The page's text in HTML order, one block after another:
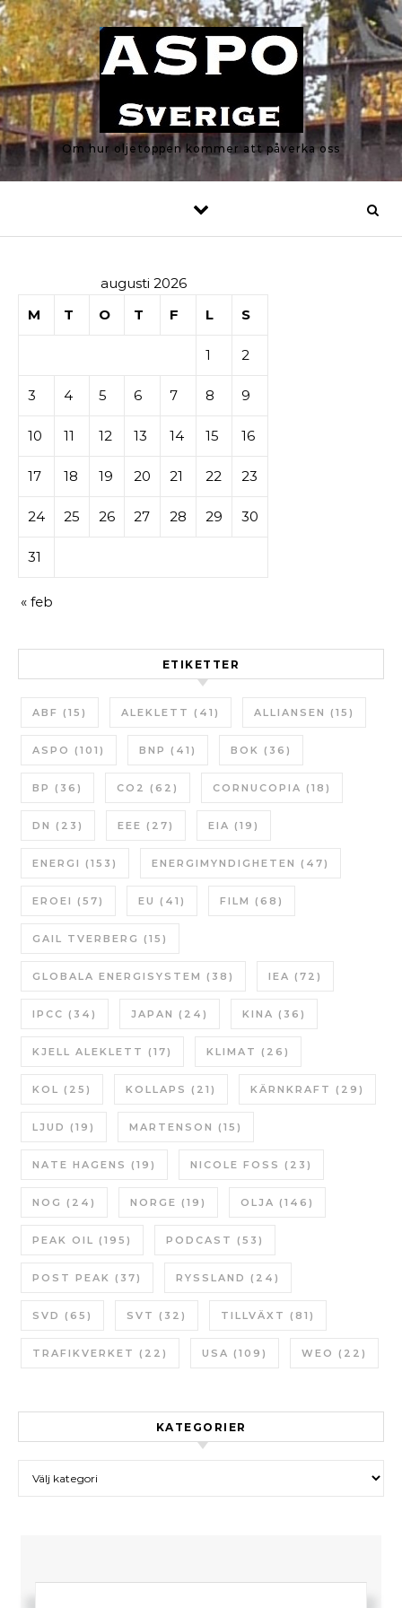
Skip to content
Om hur oljetoppen kommer att påverka oss
augusti 2026
M
T O T F L S
1 2
3 4 5 6 7 8 9
10 11 12 13 14 15 16
17 18 19 20 21 22 23
24 25 26 27 28 29 30
31
« feb
ETIKETTER
ABF (15) ALEKLETT (41) ALLIANSEN (15)
ASPO (101) BNP (41) BOK (36)
BP (36) CO2 (62) CORNUCOPIA (18)
DN (23) EEE (27) EIA (19)
ENERGI (153) ENERGIMYNDIGHETEN (47)
EROEI (57) EU (41) FILM (68)
GAIL TVERBERG (15)
GLOBALA ENERGISYSTEM (38) IEA (72)
IPCC (34) JAPAN (24) KINA (36)
KJELL ALEKLETT (17) KLIMAT (26)
KOL (25) KOLLAPS (21) KÄRNKRAFT (29)
LJUD (19) MARTENSON (15)
NATE HAGENS (19) NICOLE FOSS (23)
NOG (24) NORGE (19) OLJA (146)
PEAK OIL (195) PODCAST (53)
POST PEAK (37) RYSSLAND (24)
SVD (65) SVT (32) TILLVÄXT (81)
TRAFIKVERKET (22) USA (109) WEO (22)
KATEGORIER